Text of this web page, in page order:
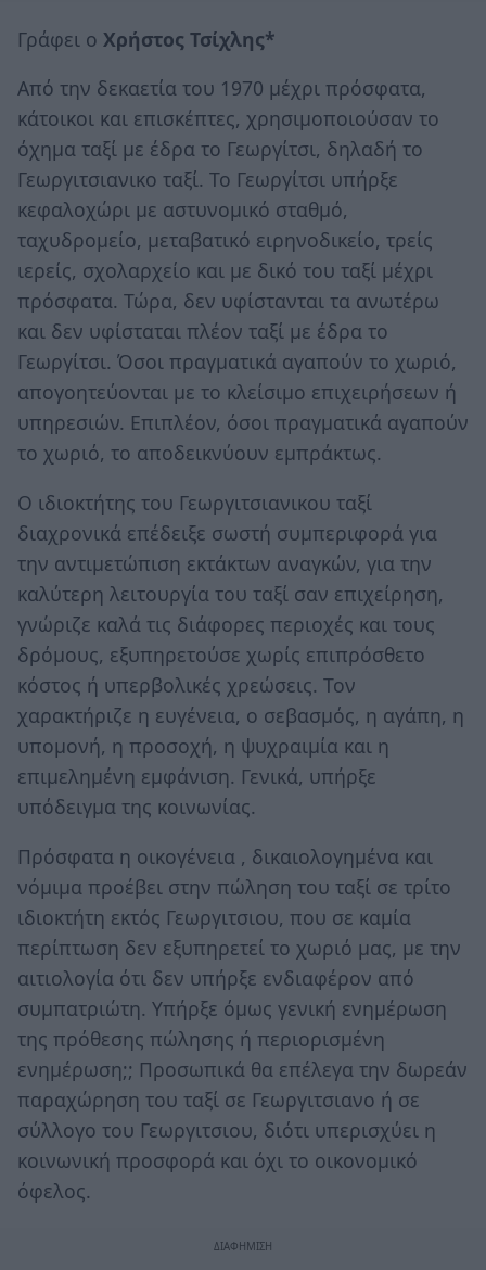
Γράφει ο Χρήστος Τσίχλης*
Από την δεκαετία του 1970 μέχρι πρόσφατα,
κάτοικοι και επισκέπτες, χρησιμοποιούσαν το
όχημα ταξί με έδρα το Γεωργίτσι, δηλαδή το
Γεωργιτσιανικο ταξί. Το Γεωργίτσι υπήρξε
κεφαλοχώρι με αστυνομικό σταθμό,
ταχυδρομείο, μεταβατικό ειρηνοδικείο, τρείς
ιερείς, σχολαρχείο και με δικό του ταξί μέχρι
πρόσφατα. Τώρα, δεν υφίστανται τα ανωτέρω
και δεν υφίσταται πλέον ταξί με έδρα το
Γεωργίτσι. Όσοι πραγματικά αγαπούν το χωριό,
απογοητεύονται με το κλείσιμο επιχειρήσεων ή
υπηρεσιών. Επιπλέον, όσοι πραγματικά αγαπούν
το χωριό, το αποδεικνύουν εμπράκτως.
Ο ιδιοκτήτης του Γεωργιτσιανικου ταξί
διαχρονικά επέδειξε σωστή συμπεριφορά για
την αντιμετώπιση εκτάκτων αναγκών, για την
καλύτερη λειτουργία του ταξί σαν επιχείρηση,
γνώριζε καλά τις διάφορες περιοχές και τους
δρόμους, εξυπηρετούσε χωρίς επιπρόσθετο
κόστος ή υπερβολικές χρεώσεις. Τον
χαρακτήριζε η ευγένεια, ο σεβασμός, η αγάπη, η
υπομονή, η προσοχή, η ψυχραιμία και η
επιμελημένη εμφάνιση. Γενικά, υπήρξε
υπόδειγμα της κοινωνίας.
Πρόσφατα η οικογένεια , δικαιολογημένα και
νόμιμα προέβει στην πώληση του ταξί σε τρίτο
ιδιοκτήτη εκτός Γεωργιτσιου, που σε καμία
περίπτωση δεν εξυπηρετεί το χωριό μας, με την
αιτιολογία ότι δεν υπήρξε ενδιαφέρον από
συμπατριώτη. Υπήρξε όμως γενική ενημέρωση
της πρόθεσης πώλησης ή περιορισμένη
ενημέρωση;; Προσωπικά θα επέλεγα την δωρεάν
παραχώρηση του ταξί σε Γεωργιτσιανο ή σε
σύλλογο του Γεωργιτσιου, διότι υπερισχύει η
κοινωνική προσφορά και όχι το οικονομικό
όφελος.